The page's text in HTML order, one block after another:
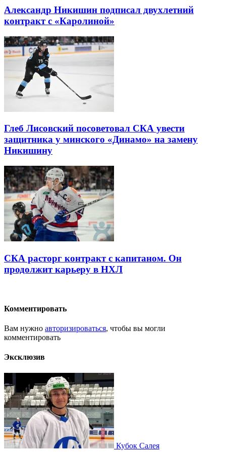
Александр Никишин подписал двухлетний
контракт с «Каролиной»
Глеб Лисовский посоветовал СКА увести
защитника у минского «Динамо» на замену
Никишину
СКА расторг контракт с капитаном. Он
продолжит карьеру в НХЛ
Комментировать
Вам нужно авторизироваться, чтобы вы могли
комментировать
Эксклюзив
Кубок Салея